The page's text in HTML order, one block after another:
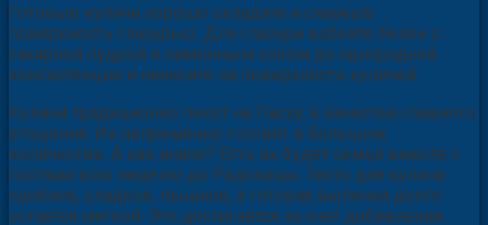
Готовые куличи хорошо охладите и смажьте
поверхность глазурью. Для глазури взбейте белок с
сахарной пудрой и лимонным соком до однородной
консистенции и нанесите на поверхность куличей.
Куличи традиционно пекут на Пасху в качестве главного
угощения. Их непременно готовят в большом
количестве. А как иначе? Есть их будет семья вместе с
гостями всю неделю до Радоницы. Тесто для кулича
сдобное, сладкое, пышное, а готовая выпечка долго
остается мягкой. Это достигается за счет добавления